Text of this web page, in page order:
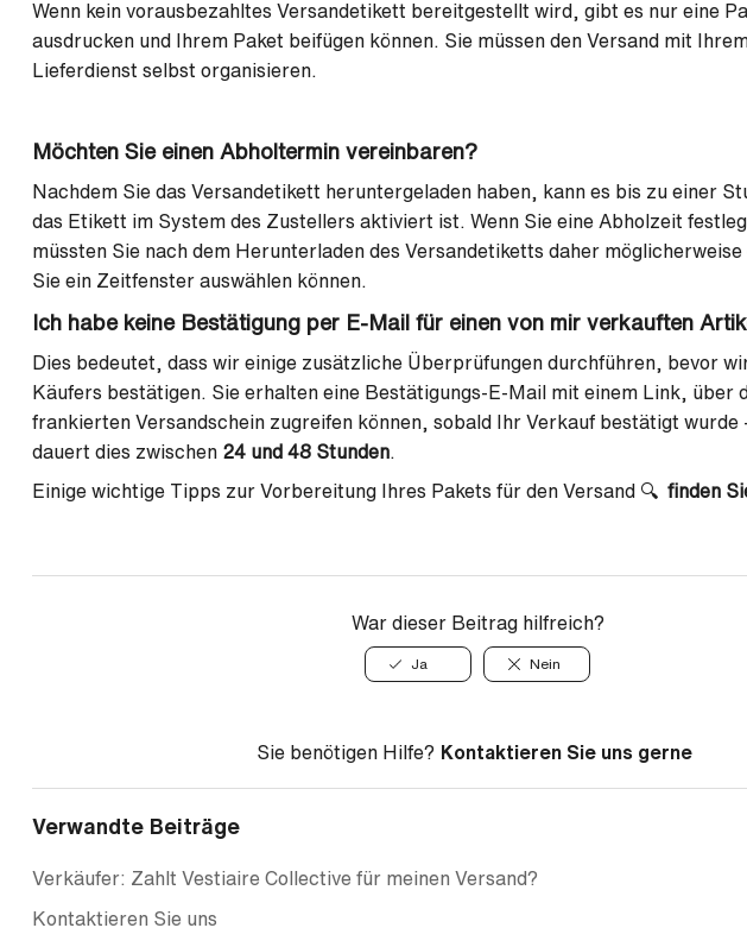
Wenn kein vorausbezahltes Versandetikett bereitgestellt wird, gibt es nur eine
ausdrucken und Ihrem Paket beifügen können. Sie müssen den Versand mit
Lieferdienst selbst organisieren.
Möchten Sie einen Abholtermin vereinbaren?
Nachdem Sie das Versandetikett heruntergeladen haben, kann es bis zu einer
das Etikett im System des Zustellers aktiviert ist. Wenn Sie eine Abholzeit
müssten Sie nach dem Herunterladen des Versandetiketts daher
Sie ein Zeitfenster auswählen können.
Ich habe keine Bestätigung per E-Mail für einen von mir verkauften
Dies bedeutet, dass wir einige zusätzliche Überprüfungen durchführen, bevor
Käufers bestätigen. Sie erhalten eine Bestätigungs-E-Mail mit einem Link, über
frankierten Versandschein zugreifen können, sobald Ihr Verkauf bestätigt wurde
dauert dies zwischen 24 und 48 Stunden
Einige wichtige Tipps zur Vorbereitung Ihres Pakets für den Versand 🔍 finden
War dieser Beitrag hilfreich?
Ja Nein
Sie benötigen Hilfe? Kontaktieren Sie uns gerne
Verwandte Beiträge
Verkäufer: Zahlt Vestiaire Collective für meinen Versand?
Kontaktieren Sie uns